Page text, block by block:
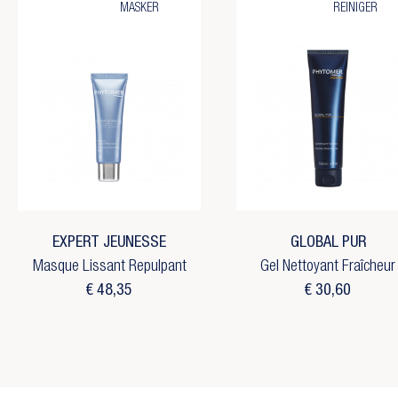
MASKER
EXPERT JEUNESSE
Masque Lissant Repulpant
€ 48,35
REINIGER
GLOBAL PUR
Gel Nettoyant Fraîcheur
€ 30,60